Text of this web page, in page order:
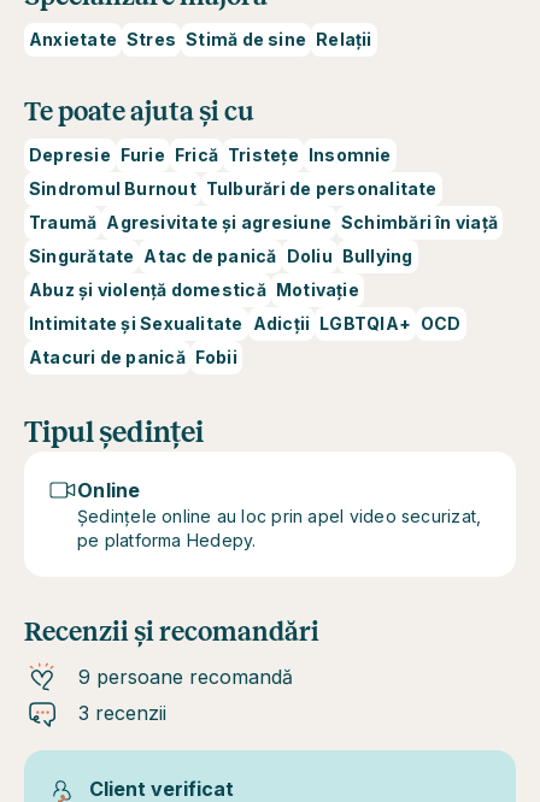
Anxietate Stres Stimă de sine Relații
Te poate ajuta și cu
Depresie Furie Frică Tristețe Insomnie
Sindromul Burnout Tulburări de personalitate
Traumă Agresivitate și agresiune Schimbări în viață
Singurătate Atac de panică Doliu Bullying
Abuz și violență domestică Motivație
Intimitate și Sexualitate
Adicții LGBTQIA+ OCD
Atacuri de panică Fobii
Tipul ședinței
Online
Ședințele online au loc prin apel video securizat,
pe platforma Hedepy.
Recenzii și recomandări
9 persoane recomandă
3 recenzii
Client verificat